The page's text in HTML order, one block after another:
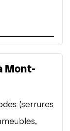
Mont-
(serrures